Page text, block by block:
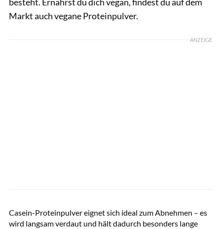
Markt auch vegane Proteinpulver.
ANZEIGE
Casein-Proteinpulver eignet sich ideal zum Abnehmen – es
wird langsam verdaut und hält dadurch besonders lange